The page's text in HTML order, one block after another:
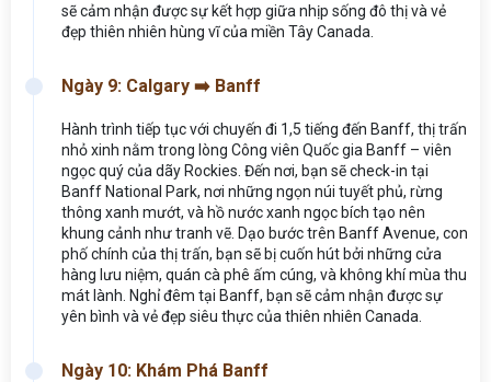
sẽ cảm nhận được sự kết hợp giữa nhịp sống đô thị và vẻ
đẹp thiên nhiên hùng vĩ của miền Tây Canada.
Ngày 9: Calgary ➡️ Banff
Hành trình tiếp tục với chuyến đi 1,5 tiếng đến Banff, thị trấn
nhỏ xinh nằm trong lòng Công viên Quốc gia Banff – viên
ngọc quý của dãy Rockies. Đến nơi, bạn sẽ check-in tại
Banff National Park, nơi những ngọn núi tuyết phủ, rừng
thông xanh mướt, và hồ nước xanh ngọc bích tạo nên
khung cảnh như tranh vẽ. Dạo bước trên Banff Avenue, con
phố chính của thị trấn, bạn sẽ bị cuốn hút bởi những cửa
hàng lưu niệm, quán cà phê ấm cúng, và không khí mùa thu
mát lành. Nghỉ đêm tại Banff, bạn sẽ cảm nhận được sự
yên bình và vẻ đẹp siêu thực của thiên nhiên Canada.
Ngày 10: Khám Phá Banff